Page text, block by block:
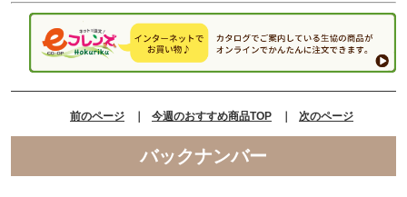
前のページ ｜ 今週のおすすめ商品TOP ｜ 次のページ
バックナンバー